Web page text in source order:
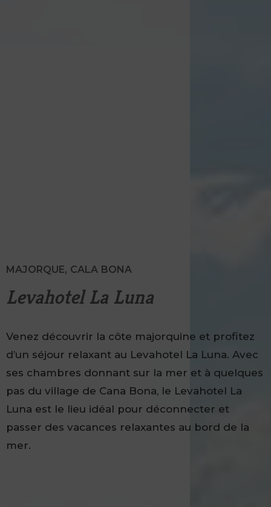
MAJORQUE, CALA BONA
Levahotel La Luna
Venez découvrir la côte majorquine et profitez
d’un séjour relaxant au Levahotel La Luna. Avec
ses chambres donnant sur la mer et à quelques
pas du village de Cana Bona, le Levahotel La
Luna est le lieu idéal pour déconnecter et
passer des vacances relaxantes au bord de la
mer.